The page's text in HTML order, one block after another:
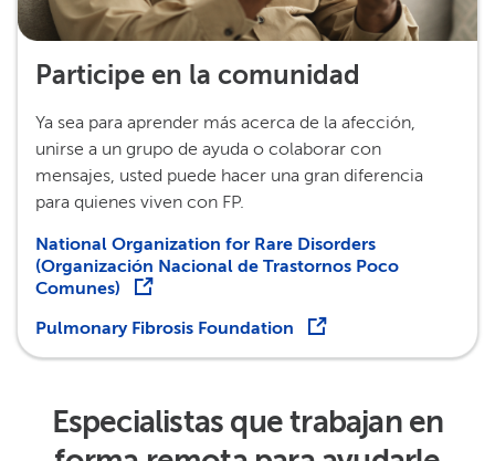
Participe en la comunidad​​
Ya sea para aprender más acerca de la afección,
unirse a un grupo de ayuda o colaborar con
mensajes, usted puede hacer una gran diferencia
para quienes viven con FP.​​
National Organization for Rare Disorders
(Organización Nacional de Trastornos Poco
Comunes)​​
Pulmonary Fibrosis Foundation​​
Especialistas que trabajan en